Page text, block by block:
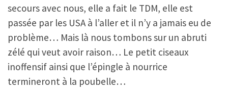
secours avec nous, elle a fait le TDM, elle est
passée par les USA à l’aller et il n’y a jamais eu de
problème… Mais là nous tombons sur un abruti
zélé qui veut avoir raison… Le petit ciseaux
inoffensif ainsi que l’épingle à nourrice
termineront à la poubelle…